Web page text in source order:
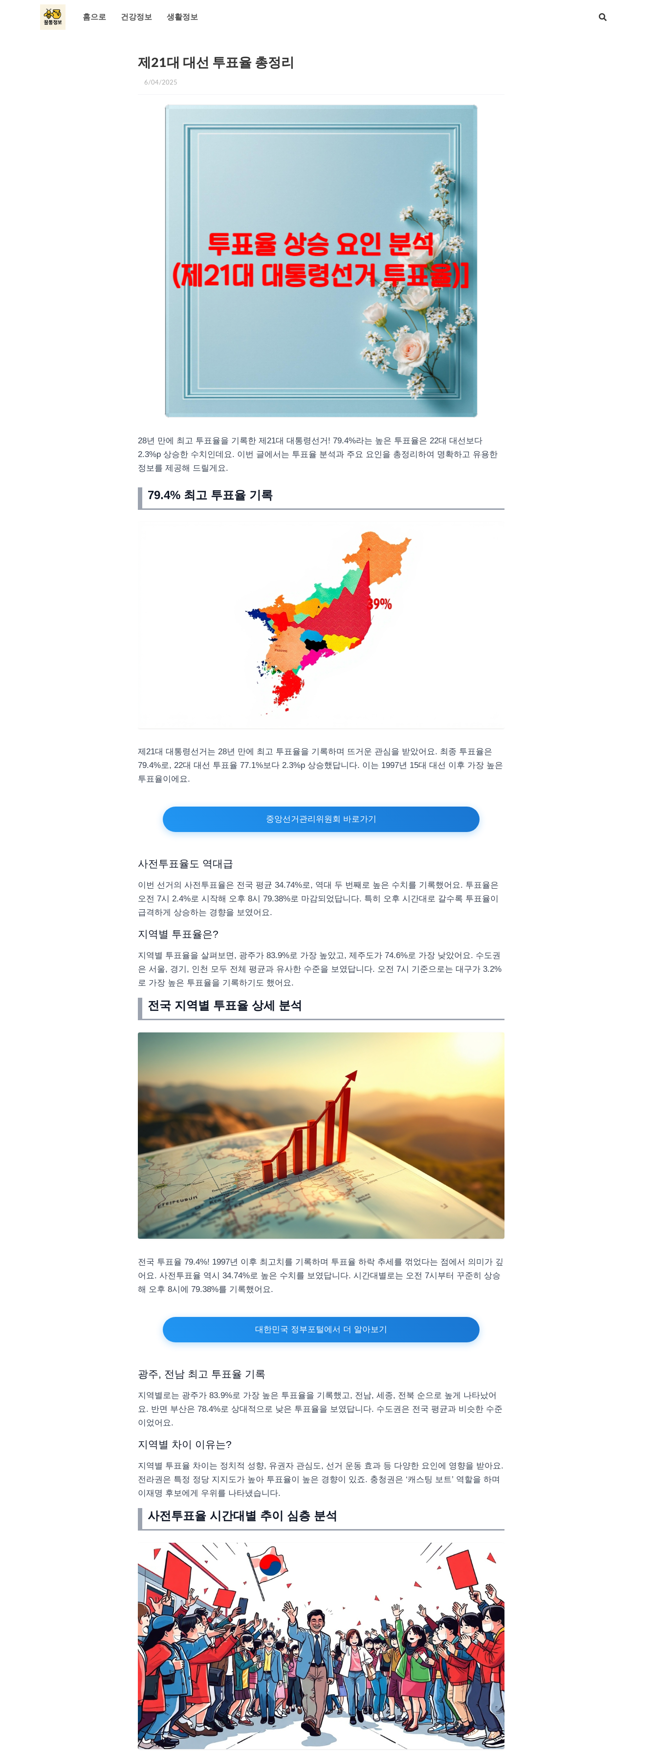
홈으로 건강정보 생활정보
제21대 대선 투표율 총정리
6/04/2025
28년 만에 최고 투표율을 기록한 제21대 대통령선거! 79.4%라는 높은 투표율은 22대 대선보다
2.3%p 상승한 수치인데요. 이번 글에서는 투표율 분석과 주요 요인을 총정리하여 명확하고 유용한
정보를 제공해 드릴게요.
79.4% 최고 투표율 기록
제21대 대통령선거는 28년 만에 최고 투표율을 기록하며 뜨거운 관심을 받았어요. 최종 투표율은
79.4%로, 22대 대선 투표율 77.1%보다 2.3%p 상승했답니다. 이는 1997년 15대 대선 이후 가장 높은
투표율이에요.
중앙선거관리위원회 바로가기
사전투표율도 역대급
이번 선거의 사전투표율은 전국 평균 34.74%로, 역대 두 번째로 높은 수치를 기록했어요. 투표율은
오전 7시 2.4%로 시작해 오후 8시 79.38%로 마감되었답니다. 특히 오후 시간대로 갈수록 투표율이
급격하게 상승하는 경향을 보였어요.
지역별 투표율은?
지역별 투표율을 살펴보면, 광주가 83.9%로 가장 높았고, 제주도가 74.6%로 가장 낮았어요. 수도권
은 서울, 경기, 인천 모두 전체 평균과 유사한 수준을 보였답니다. 오전 7시 기준으로는 대구가 3.2%
로 가장 높은 투표율을 기록하기도 했어요.
전국 지역별 투표율 상세 분석
전국 투표율 79.4%! 1997년 이후 최고치를 기록하며 투표율 하락 추세를 꺾었다는 점에서 의미가 깊
어요. 사전투표율 역시 34.74%로 높은 수치를 보였답니다. 시간대별로는 오전 7시부터 꾸준히 상승
해 오후 8시에 79.38%를 기록했어요.
대한민국 정부포털에서 더 알아보기
광주, 전남 최고 투표율 기록
지역별로는 광주가 83.9%로 가장 높은 투표율을 기록했고, 전남, 세종, 전북 순으로 높게 나타났어
요. 반면 부산은 78.4%로 상대적으로 낮은 투표율을 보였답니다. 수도권은 전국 평균과 비슷한 수준
이었어요.
지역별 차이 이유는?
지역별 투표율 차이는 정치적 성향, 유권자 관심도, 선거 운동 효과 등 다양한 요인에 영향을 받아요.
전라권은 특정 정당 지지도가 높아 투표율이 높은 경향이 있죠. 충청권은 ‘캐스팅 보트’ 역할을 하며
이재명 후보에게 우위를 나타냈습니다.
사전투표율 시간대별 추이 심층 분석